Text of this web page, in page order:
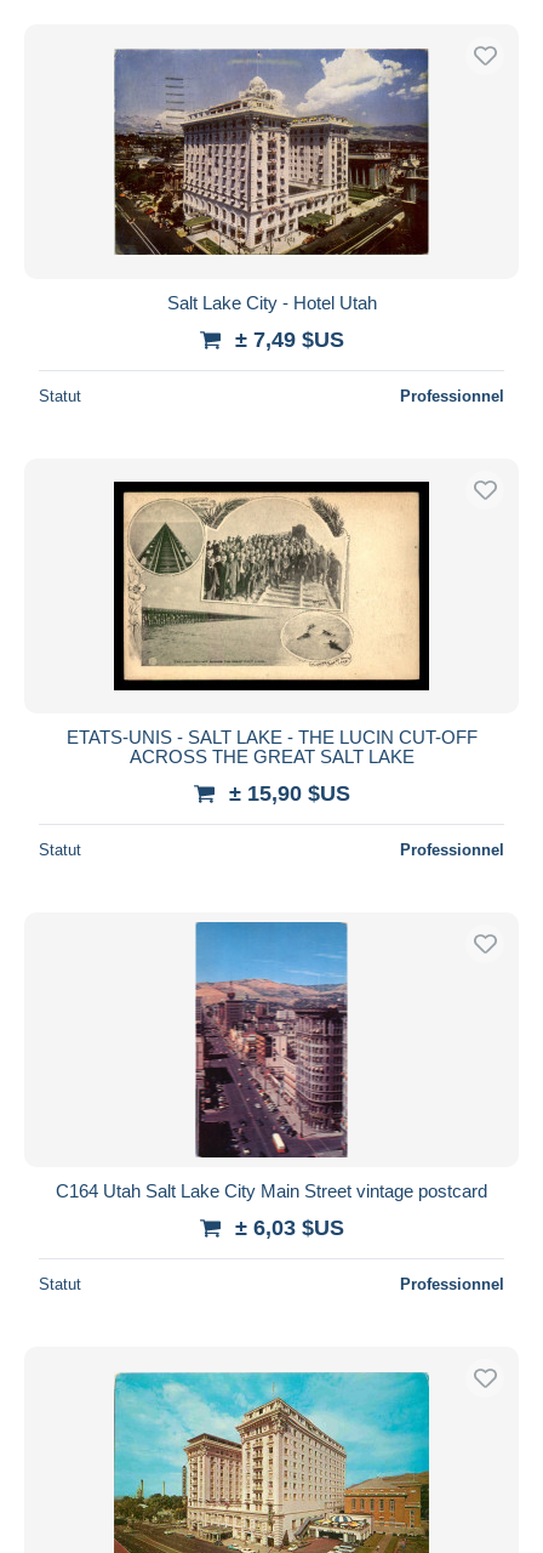
Salt Lake City - Hotel Utah
± 7,49 $US
Statut Professionnel
ETATS-UNIS - SALT LAKE - THE LUCIN CUT-OFF
ACROSS THE GREAT SALT LAKE
± 15,90 $US
Statut Professionnel
C164 Utah Salt Lake City Main Street vintage postcard
± 6,03 $US
Statut Professionnel